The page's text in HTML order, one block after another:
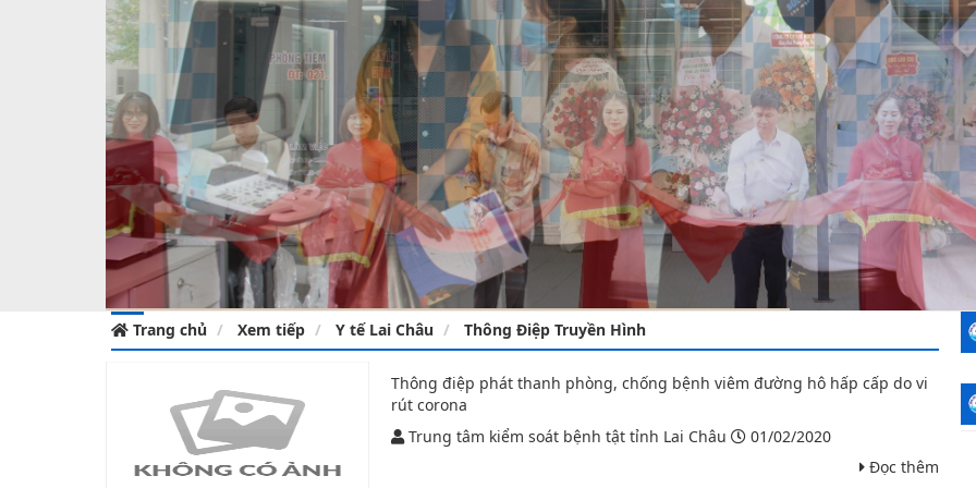
Công đoàn
Đoàn thanh niên
Tỉnh
An
Y tế
Kiểm
Sức khỏe cộng đồng
Sức
Sức
Dinh
Dịch vụ y tế Bảng
Dịch
Tiêm
Đo
Khám
Tư
Quan
Khám
Bệnh không lâyTim
Đái
Huyết
Trang chủ Xem tiếp Y tế Lai Châu Thông Điệp Truyền Hình
Thông điệp phát thanh phòng, chống bệnh viêm đường hô hấp cấp do vi
rút corona
Trung tâm kiểm soát bệnh tật tỉnh Lai Châu
01/02/2020
Đọc thêm